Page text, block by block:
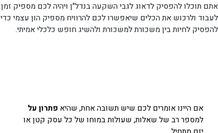
אתם תוכלו להפסיק לדאוג לגבי השקעה בנדל"ן ויהיה לכם מספיק זמן
לעבוד ולרכוש את הכלים שיאפשרו לכם להרוויח מספיק הון עצמי כדי
להפסיק לחיות בין משכורת למשכורת ולהשיג חופש כלכלי אמיתי.
אם היינו אומרים לכם שיש תשובה אחת, שהיא פתרון על
למספר רב של שאלות, שעולות במוחו של כל עסק קטן או